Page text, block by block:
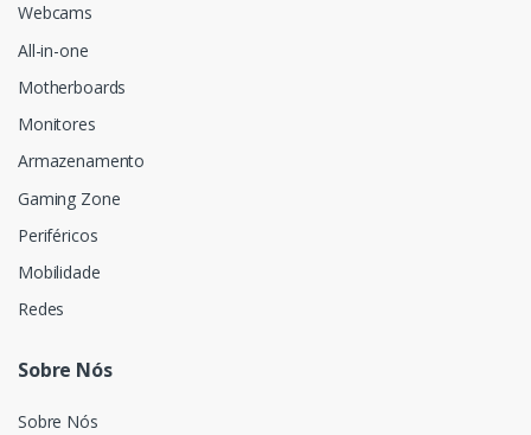
Webcams
All-in-one
Motherboards
Monitores
Armazenamento
Gaming Zone
Periféricos
Mobilidade
Redes
Sobre Nós
Sobre Nós